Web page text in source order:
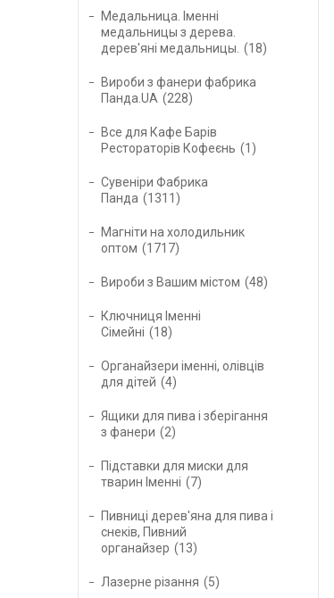
Медальница. Іменні
медальницы з дерева.
дерев'яні медальницы.
18
Вироби з фанери фабрика
Панда.UA
228
Все для Кафе Барів
Рестораторів Кофеєнь
1
Сувеніри Фабрика
Панда
1311
Магніти на холодильник
оптом
1717
Вироби з Вашим містом 48
Ключниця Іменні
Сімейні
18
Органайзери іменні, олівців
для дітей
4
Ящики для пива і зберігання
з фанери
2
Підставки для миски для
тварин Іменні
7
Пивниці дерев'яна для пива і
снеків, Пивний
органайзер
13
Лазерне різання 5